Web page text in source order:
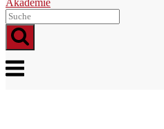
Menu